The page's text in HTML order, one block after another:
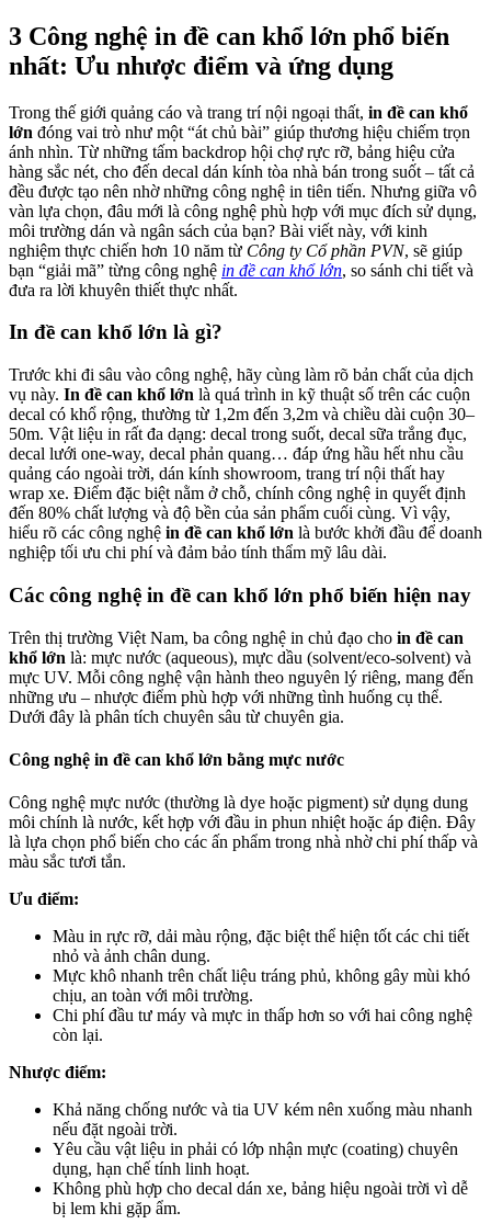
3 Công nghệ in đề can khổ lớn phổ biến
nhất: Ưu nhược điểm và ứng dụng
Trong thế giới quảng cáo và trang trí nội ngoại thất, in đề can khổ
lớn đóng vai trò như một “át chủ bài” giúp thương hiệu chiếm trọn
ánh nhìn. Từ những tấm backdrop hội chợ rực rỡ, bảng hiệu cửa
hàng sắc nét, cho đến decal dán kính tòa nhà bán trong suốt – tất cả
đều được tạo nên nhờ những công nghệ in tiên tiến. Nhưng giữa vô
vàn lựa chọn, đâu mới là công nghệ phù hợp với mục đích sử dụng,
môi trường dán và ngân sách của bạn? Bài viết này, với kinh
nghiệm thực chiến hơn 10 năm từ Công ty Cổ phần PVN, sẽ giúp
bạn “giải mã” từng công nghệ in đề can khổ lớn, so sánh chi tiết và
đưa ra lời khuyên thiết thực nhất.
In đề can khổ lớn là gì?
Trước khi đi sâu vào công nghệ, hãy cùng làm rõ bản chất của dịch
vụ này. In đề can khổ lớn là quá trình in kỹ thuật số trên các cuộn
decal có khổ rộng, thường từ 1,2m đến 3,2m và chiều dài cuộn 30–
50m. Vật liệu in rất đa dạng: decal trong suốt, decal sữa trắng đục,
decal lưới one-way, decal phản quang… đáp ứng hầu hết nhu cầu
quảng cáo ngoài trời, dán kính showroom, trang trí nội thất hay
wrap xe. Điểm đặc biệt nằm ở chỗ, chính công nghệ in quyết định
đến 80% chất lượng và độ bền của sản phẩm cuối cùng. Vì vậy,
hiểu rõ các công nghệ in đề can khổ lớn là bước khởi đầu để doanh
nghiệp tối ưu chi phí và đảm bảo tính thẩm mỹ lâu dài.
Các công nghệ in đề can khổ lớn phổ biến hiện nay
Trên thị trường Việt Nam, ba công nghệ in chủ đạo cho in đề can
khổ lớn là: mực nước (aqueous), mực dầu (solvent/eco-solvent) và
mực UV. Mỗi công nghệ vận hành theo nguyên lý riêng, mang đến
những ưu – nhược điểm phù hợp với những tình huống cụ thể.
Dưới đây là phân tích chuyên sâu từ chuyên gia.
Công nghệ in đề can khổ lớn bằng mực nước
Công nghệ mực nước (thường là dye hoặc pigment) sử dụng dung
môi chính là nước, kết hợp với đầu in phun nhiệt hoặc áp điện. Đây
là lựa chọn phổ biến cho các ấn phẩm trong nhà nhờ chi phí thấp và
màu sắc tươi tắn.
Ưu điểm:
Màu in rực rỡ, dải màu rộng, đặc biệt thể hiện tốt các chi tiết
nhỏ và ảnh chân dung.
Mực khô nhanh trên chất liệu tráng phủ, không gây mùi khó
chịu, an toàn với môi trường.
Chi phí đầu tư máy và mực in thấp hơn so với hai công nghệ
còn lại.
Nhược điểm:
Khả năng chống nước và tia UV kém nên xuống màu nhanh
nếu đặt ngoài trời.
Yêu cầu vật liệu in phải có lớp nhận mực (coating) chuyên
dụng, hạn chế tính linh hoạt.
Không phù hợp cho decal dán xe, bảng hiệu ngoài trời vì dễ
bị lem khi gặp ẩm.